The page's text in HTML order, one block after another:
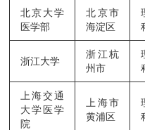
北京大学
医学部
北京市
海淀区
浙江大学
浙江杭
州市
上海交通
大学医学
院
上海市
黄浦区